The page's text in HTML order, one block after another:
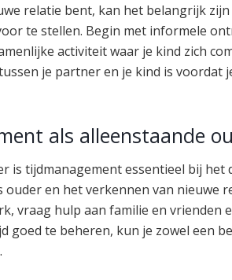
relatie bent, kan het belangrijk
te stellen. Begin met informele
activiteit waar je kind zich
je partner en je kind is voordat
als alleenstaande
is tijdmanagement essentieel bij het
ouder en het verkennen van nieuwe
vraag hulp aan familie en vrienden
goed te beheren, kun je zowel een